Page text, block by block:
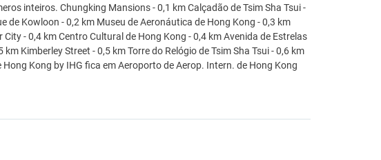
inteiros. Chungking Mansions - 0,1 km Calçadão de Tsim Sha Tsui -
de Kowloon - 0,2 km Museu de Aeronáutica de Hong Kong - 0,3 km
- 0,4 km Centro Cultural de Hong Kong - 0,4 km Avenida de Estrelas
Kimberley Street - 0,5 km Torre do Relógio de Tsim Sha Tsui - 0,6 km
Kong by IHG fica em Aeroporto de Aerop. Intern. de Hong Kong